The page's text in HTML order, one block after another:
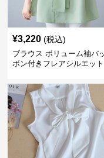
¥3,220 (税込)
ブラウス ボリューム袖バ
ボン付きフレアシルエット